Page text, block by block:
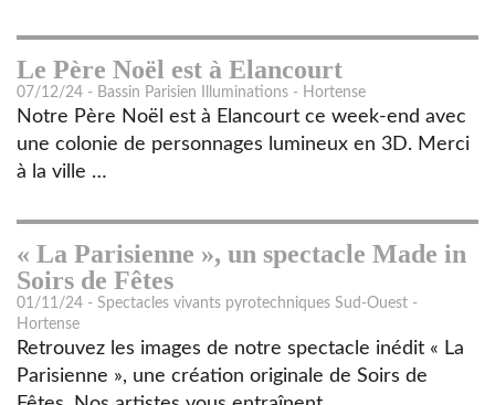
Le Père Noël est à Elancourt
07/12/24 - Bassin Parisien Illuminations - Hortense
Notre Père Noël est à Elancourt ce week-end avec
une colonie de personnages lumineux en 3D. Merci
à la ville …
« La Parisienne », un spectacle Made in
Soirs de Fêtes
01/11/24 - Spectacles vivants pyrotechniques Sud-Ouest -
Hortense
Retrouvez les images de notre spectacle inédit « La
Parisienne », une création originale de Soirs de